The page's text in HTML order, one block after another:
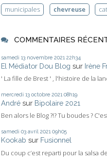
municipales chevreuse
COMMENTAIRES
samedi 13 novembre 2021 22h34
El Médiator Dou Blog sur Irène
' La fille de Brest ' , l'histoire de la
mercredi 13 octobre 2021 08h19
André sur Bipolaire 2021
Ben alors le Blog ?!? Tu boudes ?
samedi 03 avril 2021 09h05
Kookab sur Fusionnel
Du coup c’est reparti pour la salsa